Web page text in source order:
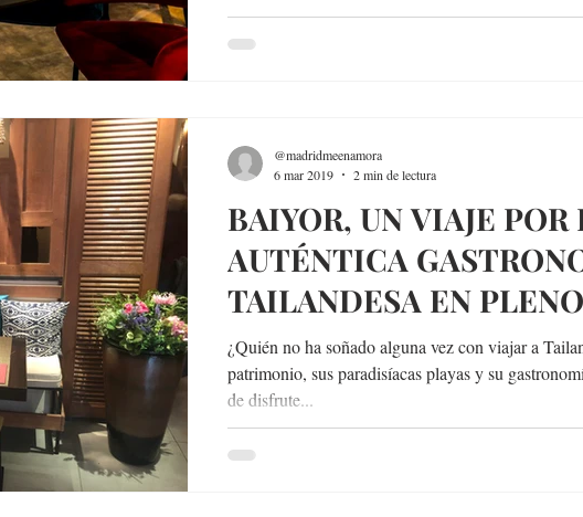
BAIYOR, UN VIAJE POR
AUTÉNTICA
TAILANDESA EN PLENO
BARRIO DE MALASAÑA
¿Quién no ha soñado alguna vez con viajar a
patrimonio, sus paradisíacas playas y su
de disfrute...
@madridmeenamora
6 mar 2019
2 min de lectura